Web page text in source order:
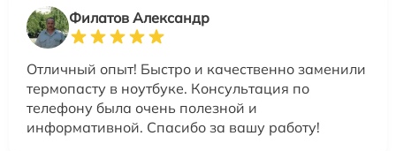
Филатов Александр
Отличный опыт! Быстро и качественно заменили
термопасту в ноутбуке. Консультация по
телефону была очень полезной и
информативной. Спасибо за вашу работу!